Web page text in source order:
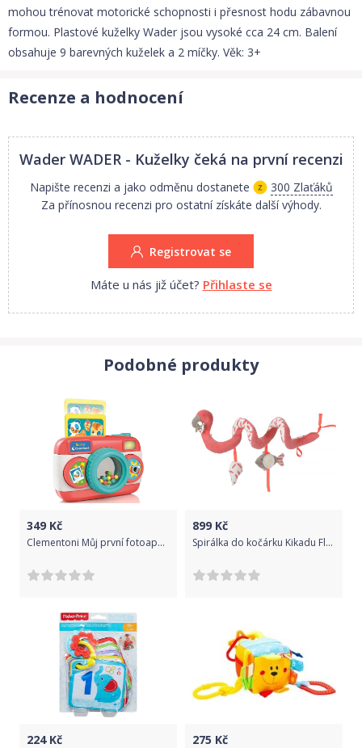
mohou trénovat motorické schopnosti i přesnost hodu zábavnou
formou. Plastové kuželky Wader jsou vysoké cca 24 cm. Balení
obsahuje 9 barevných kuželek a 2 míčky. Věk: 3+
Recenze a hodnocení
Wader WADER - Kuželky čeká na první recenzi
Napište recenzi a jako odměnu dostanete
300 Zlaťáků
Za přínosnou recenzi pro ostatní získáte další výhody.
Registrovat se
Máte u nás již účet? Přihlaste se
Podobné produkty
349 Kč
Clementoni Můj první fotoaparát
899 Kč
Spirálka do kočárku Kikadu Flamingo
224Kč 275 Kč